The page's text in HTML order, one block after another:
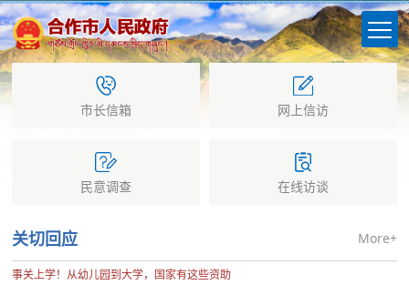
市长信箱 网上信访
民意调查 在线访谈
关切回应 More+
事关上学！从幼儿园到大学，国家有这些资助